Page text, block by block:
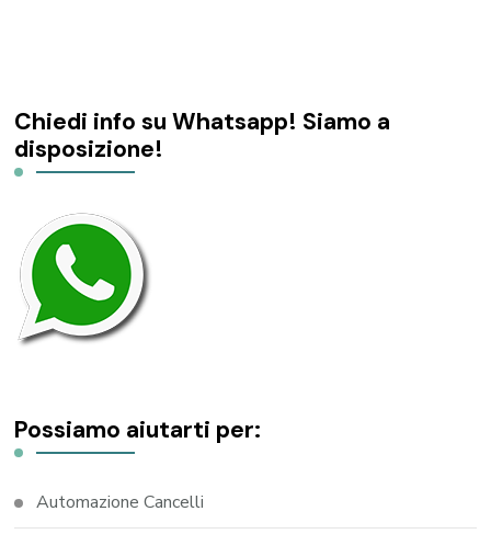
Chiedi info su Whatsapp! Siamo a
disposizione!
Possiamo aiutarti per:
Automazione Cancelli